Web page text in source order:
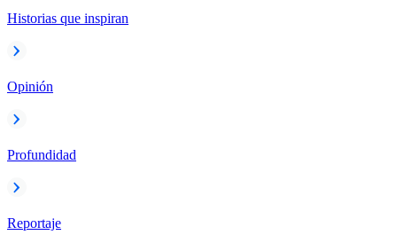
Historias que inspiran
Opinión
Profundidad
Reportaje